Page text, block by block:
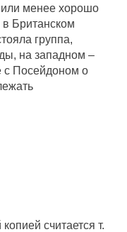
менее хорошо
в Британском
группа,
на западном –
с Посейдоном о
считается т.